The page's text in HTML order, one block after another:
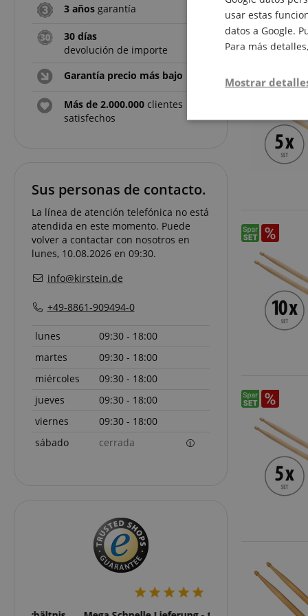
3 años garantía
30 días
devolución de importe
Garantía precio más bajo
Más de 2.000.000 clientes
satisfechos
Sus personas de contacto.
La línea de atención telefónica no está
atendida en este momento. Puede
volver a contactar con nosotros en
lunes, 10.08.2026 en 09:30.
info@kirstein.de
+49-8861-909494-0
lunes
09:30 - 18:00
martes
09:30 - 18:00
miércoles
09:30 - 18:00
jueves
09:30 - 18:00
viernes
09:30 - 18:00
sábado
cerrada
usar estas
datos a Google.
Para más
Mostrar
necesaria
Las cookies
administración de